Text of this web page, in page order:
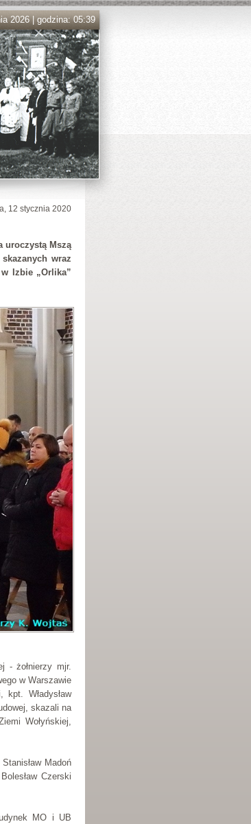
2026 | godzina: 05:39
12 stycznia 2020
uroczystą Mszą
wraz
Izbie „Orlika”
- żołnierzy mjr.
w Warszawie
Władysław
skazali na
Wołyńskiej,
Madoń
Czerski
MO i UB